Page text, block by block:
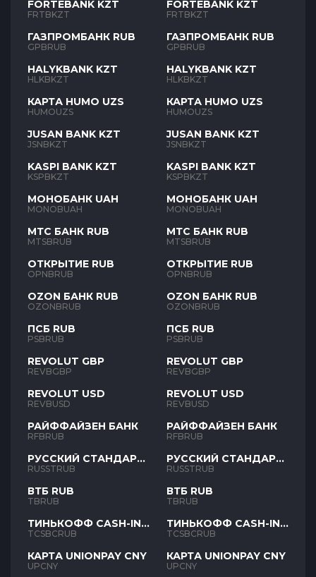
FORTEBANK KZT
FRTBKZT
ГАЗПРОМБАНК RUB
GPBRUB
HALYKBANK KZT
HLKBKZT
КАРТА HUMO UZS
HUMOUZS
JUSAN BANK KZT
JSNBKZT
KASPI BANK KZT
KSPBKZT
МОНОБАНК UAH
MONOBUAH
МТС БАНК RUB
MTSBRUB
ОТКРЫТИЕ RUB
OPNBRUB
OZON БАНК RUB
OZONBRUB
ПСБ RUB
PSBRUB
REVOLUT GBP
REVBGBP
REVOLUT USD
REVBUSD
РАЙФФАЙЗЕН БАНК
RFBRUB
РУССКИЙ СТАНДАРТ
RUB
RUSSTRUB
ВТБ RUB
TBRUB
ТИНЬКОФФ CASH-IN
RUB
TCSBCRUB
КАРТА UNIONPAY CNY
UPCNY
FORTEBANK KZT
FRTBKZT
ГАЗПРОМБАНК RUB
GPBRUB
HALYKBANK KZT
HLKBKZT
КАРТА HUMO UZS
HUMOUZS
JUSAN BANK KZT
JSNBKZT
KASPI BANK KZT
KSPBKZT
МОНОБАНК UAH
MONOBUAH
МТС БАНК RUB
MTSBRUB
ОТКРЫТИЕ RUB
OPNBRUB
OZON БАНК RUB
OZONBRUB
ПСБ RUB
PSBRUB
REVOLUT GBP
REVBGBP
REVOLUT USD
REVBUSD
РАЙФФАЙЗЕН БАНК
RFBRUB
РУССКИЙ СТАНДАРТ
RUB
RUSSTRUB
ВТБ RUB
TBRUB
ТИНЬКОФФ CASH-IN
RUB
TCSBCRUB
КАРТА UNIONPAY CNY
UPCNY